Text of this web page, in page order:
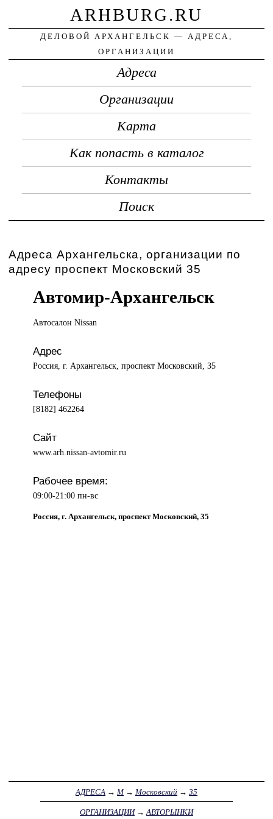
ARHBURG.RU
ДЕЛОВОЙ АРХАНГЕЛЬСК — АДРЕСА,
ОРГАНИЗАЦИИ
Адреса
Организации
Карта
Как попасть в каталог
Контакты
Поиск
Адреса Архангельска, организации по
адресу проспект Московский 35
Автомир-Архангельск
Автосалон Nissan
Адрес
Россия, г. Архангельск, проспект Московский, 35
Телефоны
[8182] 462264
Сайт
www.arh.nissan-avtomir.ru
Рабочее время:
09:00-21:00 пн-вс
Россия, г. Архангельск, проспект Московский, 35
АДРЕСА → М→ Московский → 35
ОРГАНИЗАЦИИ→ АВТОРЫНКИ